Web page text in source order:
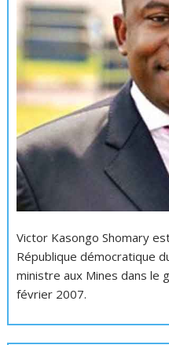
Victor Kasongo Shomary
République démocratique
ministre aux Mines dans le
février 2007.